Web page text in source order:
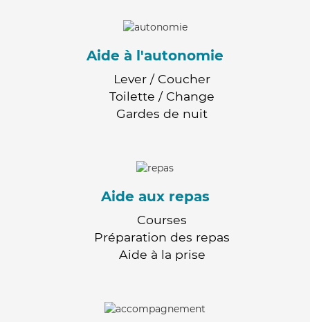
Aide à l'autonomie
Lever / Coucher
Toilette / Change
Gardes de nuit
Aide aux repas
Courses
Préparation des repas
Aide à la prise